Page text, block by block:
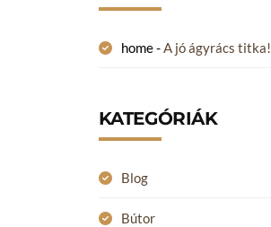
home-A jó ágyrács titka!
KATEGÓRIÁK
Blog
Bútor